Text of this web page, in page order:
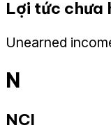
Lợi tức chưa
Unearned
N
NCI